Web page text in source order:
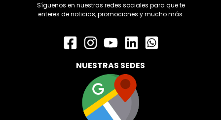
Síguenos en nuestras redes sociales para que te
enteres de noticias, promociones y mucho más.
NUESTRAS SEDES